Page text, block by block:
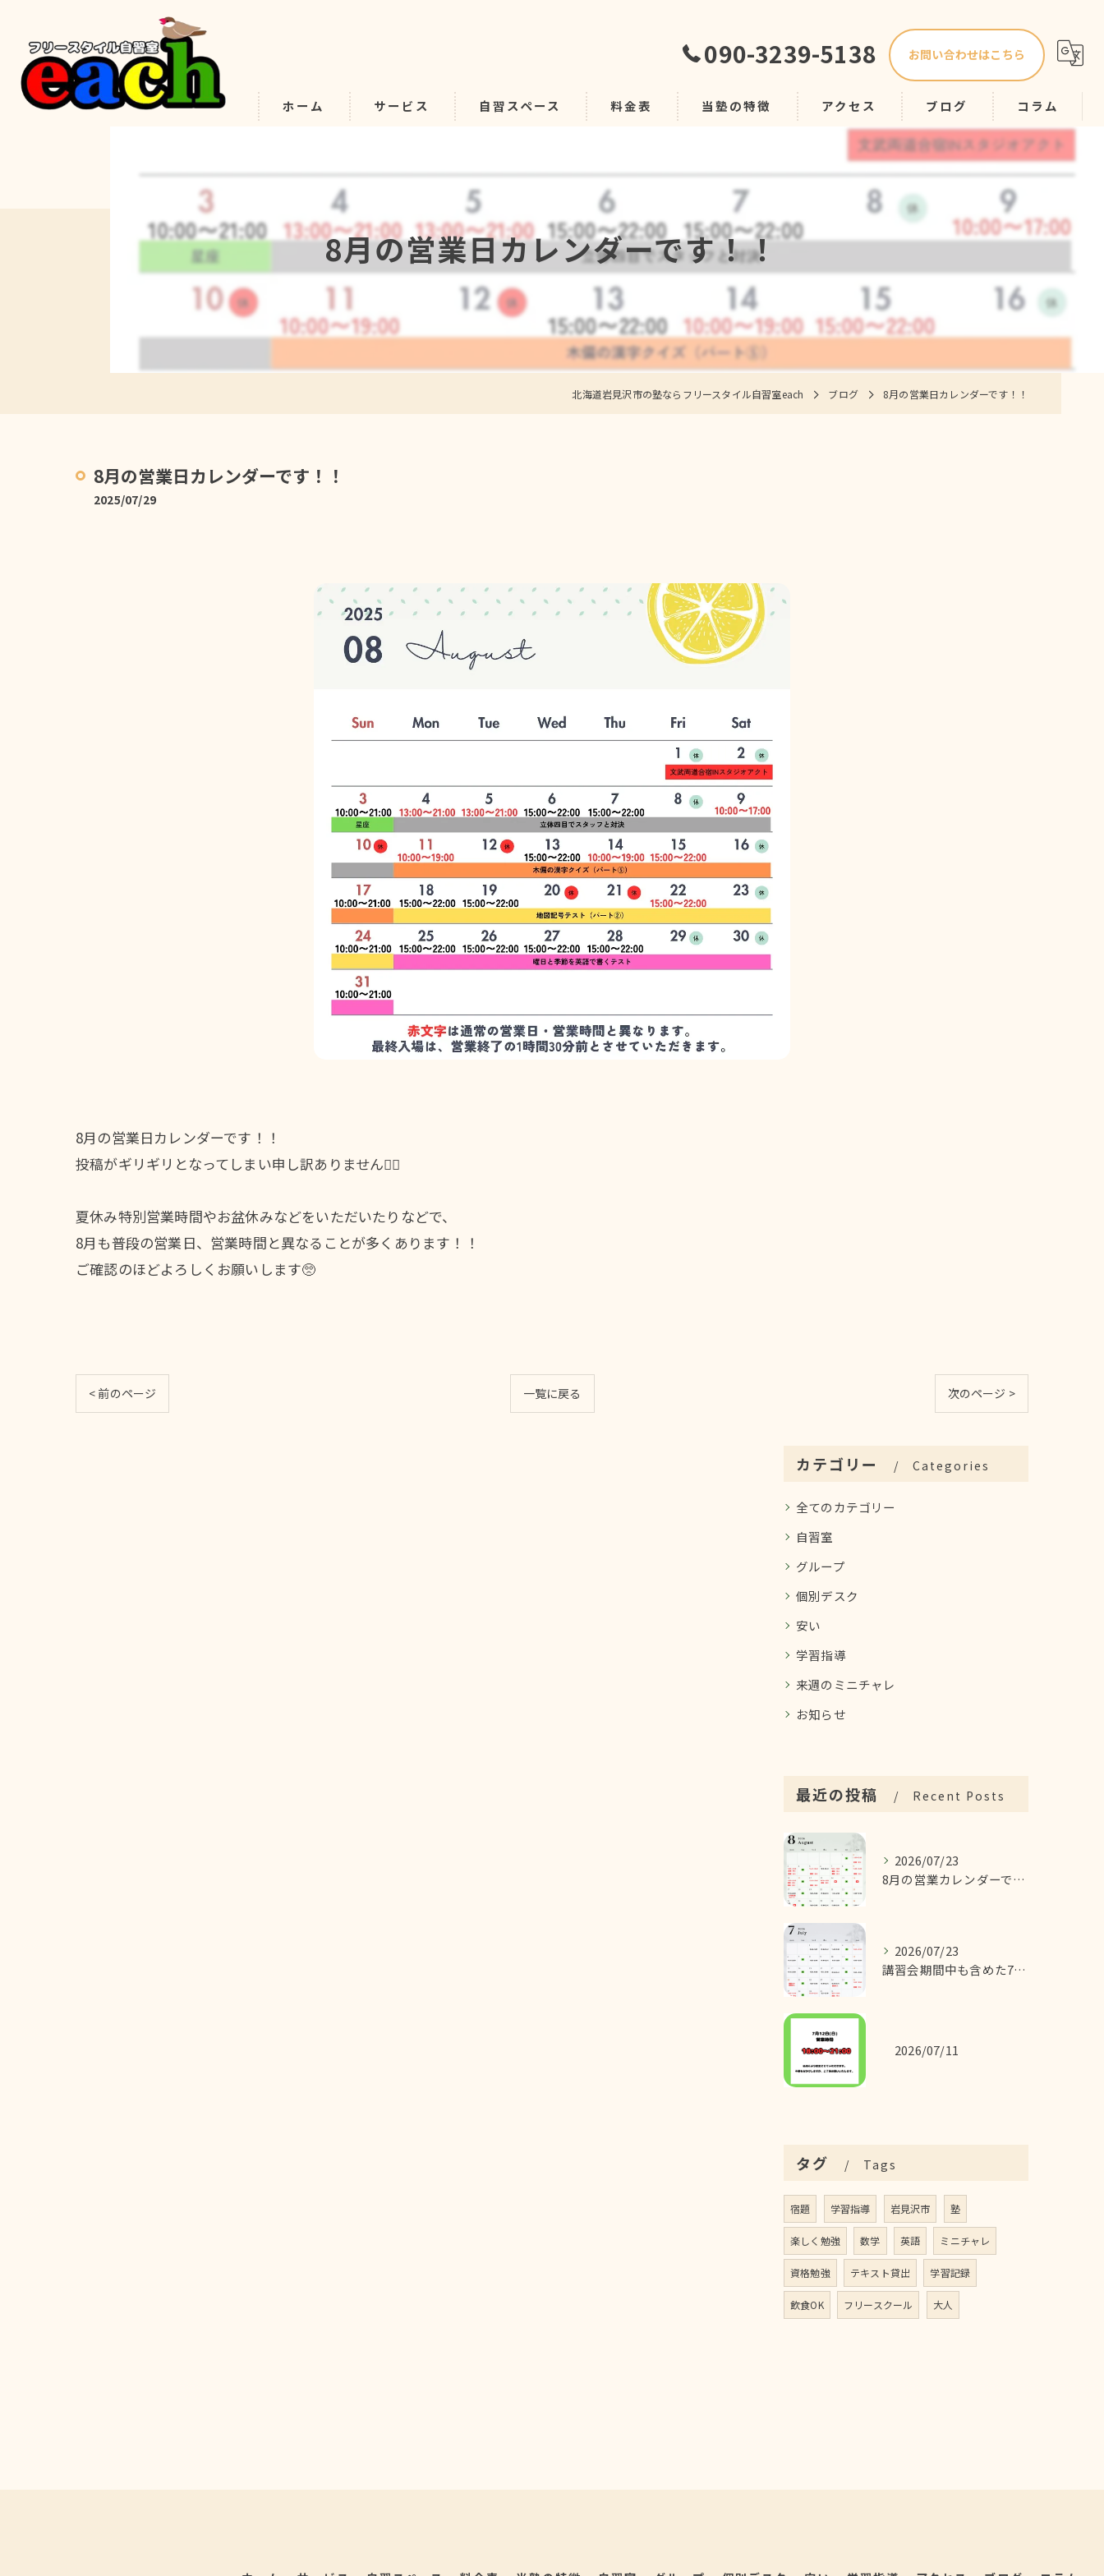
090-3239-5138 お問い合わせはこちら
ホーム サービス 自習スペース 料金表 当塾の特徴
グループ
個別デスク
安い
学習指導
アクセス ブログ コラム
8月の営業日カレンダーです！！
北海道岩見沢市の塾ならフリースタイル自習室each ブログ 8月の営業日カレンダーです！！
8月の営業日カレンダーです！！
2025/07/29
8月の営業日カレンダーです！！
投稿がギリギリとなってしまい申し訳ありません🙇‍♀️
夏休み特別営業時間やお盆休みなどをいただいたりなどで、
8月も普段の営業日、営業時間と異なることが多くあります！！
ご確認のほどよろしくお願いします🥺
< 前のページ 一覧に戻る 次のページ >
カテゴリー Categories
全てのカテゴリー
自習室
グループ
個別デスク
安い
学習指導
来週のミニチャレ
お知らせ
最近の投稿 Recent Posts
2026/07/23
8月の営業カレンダーです！
2026/07/23
講習会期間中も含めた7月の営業カレンダーです！
2026/07/11
タグ Tags
宿題 学習指導 岩見沢市 塾
楽しく勉強 数学 英語 ミニチャレ
資格勉強 テキスト貸出 学習記録
飲食OK フリースクール 大人